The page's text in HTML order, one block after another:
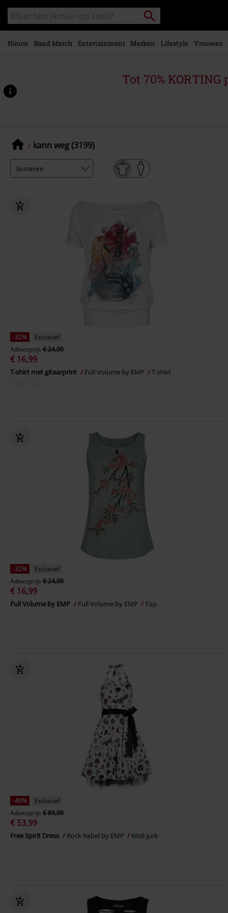
naar
hoofdinhoud
Zoek
in
catalogus
Packstation
zoeken
Nieuw Band Merch Entertainment Merken Lifestyle Vrouwen
Tot 70% KORTING
kann weg (3199)
-32%
Exclusief
Adviesprijs € 24,99
€ 16,99
T-shirt met gitaarprint Full Volume by EMP T-shirt
-32%
Exclusief
Adviesprijs € 24,99
€ 16,99
Full Volume by EMP Full Volume by EMP Top
-40%
Exclusief
Adviesprijs € 89,99
€ 53,99
Free Spirit Dress Rock Rebel by EMP Midi-jurk